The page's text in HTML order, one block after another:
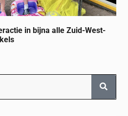
in bijna alle Zuid-West-